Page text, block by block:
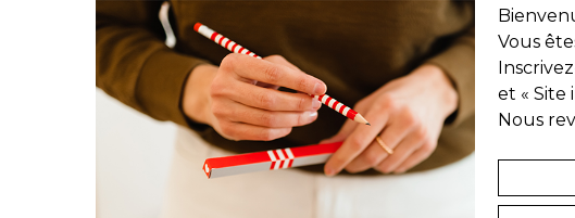
Vous
et « Site
Nous